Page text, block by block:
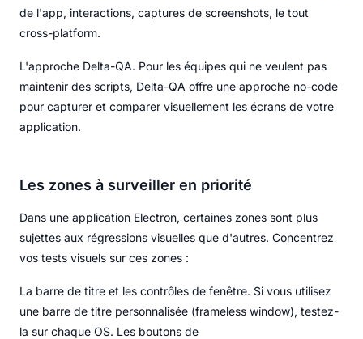
de l'app, interactions, captures de screenshots, le tout
cross-platform.
L'approche Delta-QA. Pour les équipes qui ne veulent pas
maintenir des scripts, Delta-QA offre une approche no-code
pour capturer et comparer visuellement les écrans de votre
application.
Les zones à surveiller en priorité
Dans une application Electron, certaines zones sont plus
sujettes aux régressions visuelles que d'autres. Concentrez
vos tests visuels sur ces zones :
La barre de titre et les contrôles de fenêtre. Si vous utilisez
une barre de titre personnalisée (frameless window), testez-
la sur chaque OS. Les boutons de